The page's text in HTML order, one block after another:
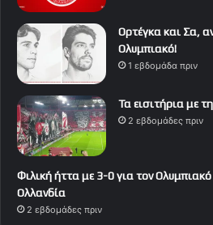
Ορτέγκα και Σα,
Ολυμπιακό!
1 εβδομάδα πριν
Τα εισιτήρια με
2 εβδομάδες πριν
Φιλική ήττα με 3-0 για τον
Ολλανδία
2 εβδομάδες πριν